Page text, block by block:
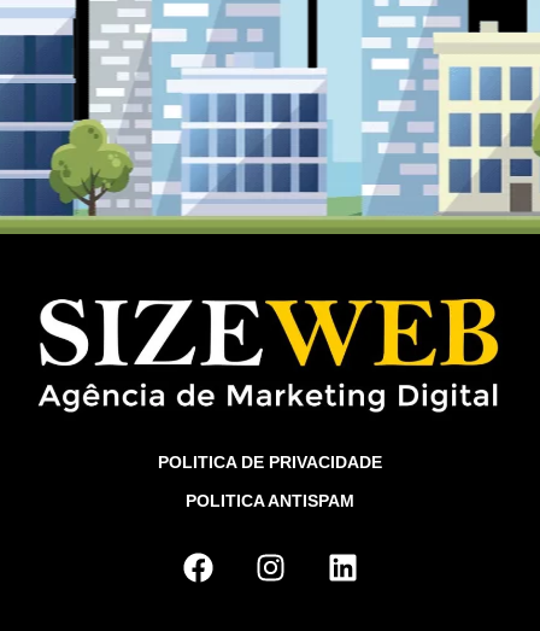
POLITICA DE PRIVACIDADE
POLITICA ANTISPAM